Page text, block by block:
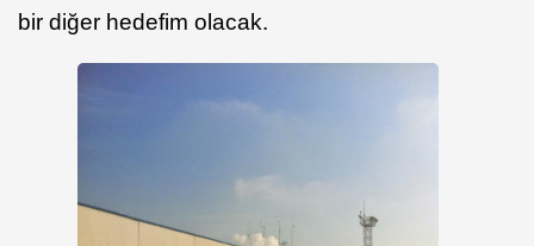
bir diğer hedefim olacak.